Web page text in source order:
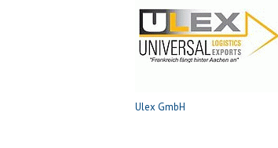
Ulex GmbH